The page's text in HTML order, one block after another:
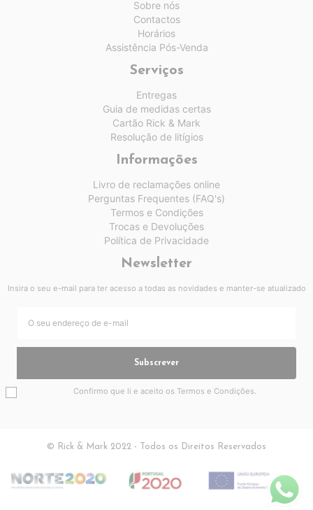
Sobre nós
Contactos
Horários
Assistência Pós-Venda
Serviços
Entregas
Guia de medidas certas
Cartão Rick & Mark
Resolução de litígios
Informações
Livro de reclamações online
Perguntas Frequentes (FAQ's)
Termos e Condições
Trocas e Devoluções
Política de Privacidade
Newsletter
Insira o seu e-mail para ter acesso a todas as novidades e manter-se atualizado
Subscrever
Confirmo que li e aceito os Termos e Condições.
© Rick & Mark 2022 - Todos os Direitos Reservados